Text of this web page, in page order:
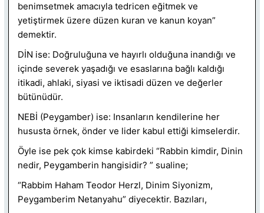
benimsetmek amacıyla tedricen eğitmek ve
yetiştirmek üzere düzen kuran ve kanun koyan”
demektir.
DİN ise: Doğruluğuna ve hayırlı olduğuna inandığı ve
içinde severek yaşadığı ve esaslarına bağlı kaldığı
itikadi, ahlaki, siyasi ve iktisadi düzen ve değerler
bütünüdür.
NEBİ (Peygamber) ise: Insanların kendilerine her
hususta örnek, önder ve lider kabul ettiği kimselerdir.
Öyle ise pek çok kimse kabirdeki “Rabbin kimdir, Dinin
nedir, Peygamberin hangisidir? ” sualine;
“Rabbim Haham Teodor Herzl, Dinim Siyonizm,
Peygamberim Netanyahu” diyecektir. Bazıları,